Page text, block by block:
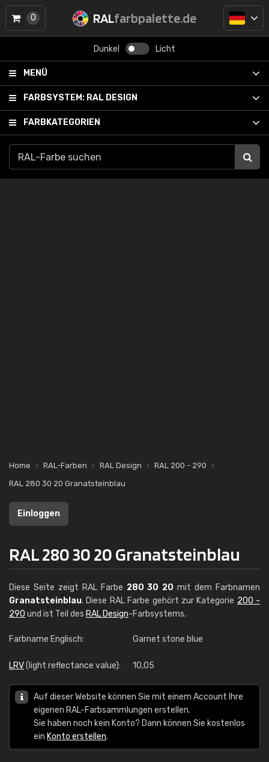
RALfarbpalette.de
Dunkel Licht
MENÜ
FARBSYSTEM: RAL DESIGN
FARBKATEGORIEN
0
Home RAL-Farben RAL Design
RAL 200 - 290
RAL 280 30 20 Granatsteinblau
Einloggen
RAL 280 30 20 Granatsteinblau
Diese Seite zeigt RAL Farbe 280 30 20 mit dem Farbnamen
Granatsteinblau. Diese RAL Farbe gehört zur Kategorie 200 -
290 und ist Teil des RAL Design-Farbsystems.
Farbname Englisch: Garnet stone blue
LRV(light reflectance value): 10,05
Auf dieser Website können Sie mit einem Account Ihre
eigenen RAL-Farbsammlungen erstellen.
Sie haben noch kein Konto? Dann können Sie kostenlos
ein Konto erstellen.